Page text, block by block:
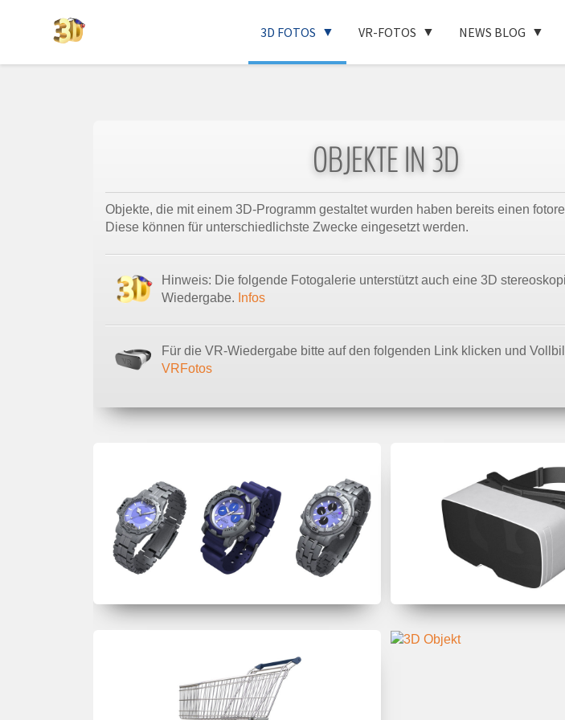
3D FOTOS VR-FOTOS NEWS BLOG
OBJEKTE IN 3D
Objekte, die mit einem 3D-Programm gestaltet wurden haben bereits einen
Diese können für unterschiedlichste Zwecke eingesetzt werden.
Hinweis: Die folgende Fotogalerie unterstützt auch eine 3D
Wiedergabe. Infos
Für die VR-Wiedergabe bitte auf den folgenden Link klicken und
VRFotos